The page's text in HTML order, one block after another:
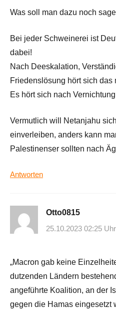
Was soll man dazu noch
Bei jeder Schweinerei ist
dabei!
Nach Deeskalation,
Friedenslösung hört sich das
Es hört sich nach
Vermutlich will Netanjahu
einverleiben, anders kann
Palestinenser sollten nach
Antworten
Otto0815
25.10.2023 02:25 Uhr
„Macron gab keine
dutzenden Ländern
angeführte Koalition, an der
gegen die Hamas eingesetzt